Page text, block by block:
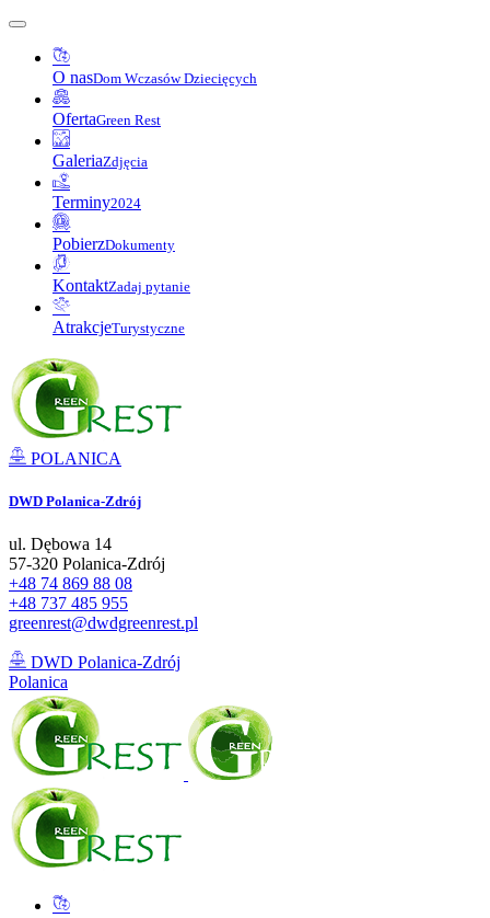
O nasDom Wczasów Dziecięcych
OfertaGreen Rest
GaleriaZdjęcia
Terminy2024
PobierzDokumenty
KontaktZadaj pytanie
AtrakcjeTurystyczne
POLANICA
DWD Polanica-Zdrój
ul. Dębowa 14
57-320 Polanica-Zdrój
+48 74 869 88 08
+48 737 485 955
greenrest@dwdgreenrest.pl
DWD Polanica-Zdrój
Polanica